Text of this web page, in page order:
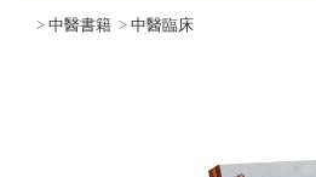
>中醫書籍 >中醫臨床